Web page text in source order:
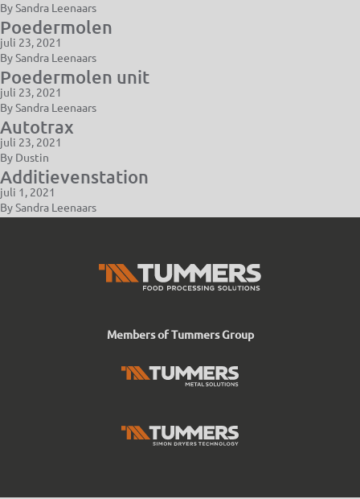
BySandra Leenaars
Poedermolen
juli 23, 2021
BySandra Leenaars
Poedermolen unit
juli 23, 2021
BySandra Leenaars
Autotrax
juli 23, 2021
By Dustin
Additievenstation
juli 1, 2021
BySandra Leenaars
Members of Tummers Group